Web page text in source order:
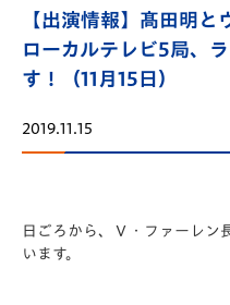
【出演情報】髙田明と
ローカルテレビ5局、
す！（11月15日）
2019.11.15
日ごろから、Ｖ・ファーレン
います。